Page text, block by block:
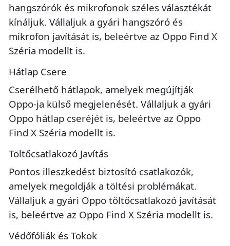
hangszórók és mikrofonok széles választékát
kínáljuk. Vállaljuk a gyári hangszóró és
mikrofon javítását is, beleértve az Oppo Find X
Széria modellt is.
Hátlap Csere
Cserélhető hátlapok, amelyek megújítják
Oppo-ja külső megjelenését. Vállaljuk a gyári
Oppo hátlap cseréjét is, beleértve az Oppo
Find X Széria modellt is.
Töltőcsatlakozó Javítás
Pontos illeszkedést biztosító csatlakozók,
amelyek megoldják a töltési problémákat.
Vállaljuk a gyári Oppo töltőcsatlakozó javítását
is, beleértve az Oppo Find X Széria modellt is.
Védőfóliák és Tokok